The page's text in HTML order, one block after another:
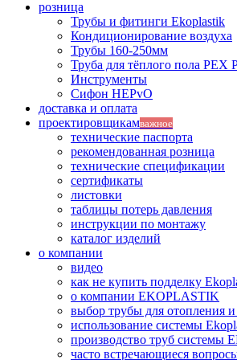
розница
Трубы и фитинги Ekoplastik
Кондиционирование воздуха
Трубы 160-250мм
Труба для тёплого пола PEX
Инструменты
Сифон HEPvO
доставка и оплата
проектировщикамважное
технические паспорта
рекомендованная розница
технические спецификации
сертификаты
листовки
таблицы потерь давления
инструкции по монтажу
каталог изделий
о компании
видео
как не купить подделку
о компании EKOPLASTIK
выбор трубы для отопления
использование системы
производство труб системы
часто встречающиеся